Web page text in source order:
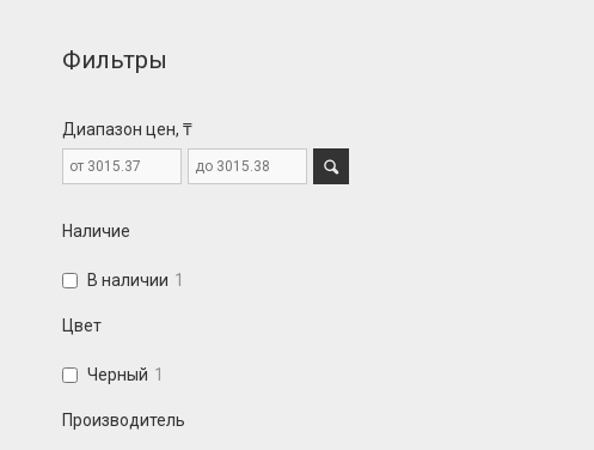
Фильтры
Диапазон цен, ₸
Наличие
В наличии 1
Цвет
Черный 1
Производитель